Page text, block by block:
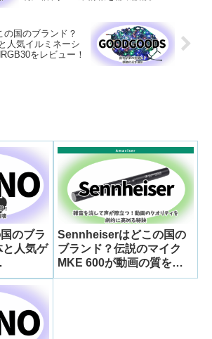
の国のブランド？
人気イルミネーシ
をレビュー！
のブラ
と人気ゲ
解説
Sennheiserはどこの国の
ブランド？伝説のマイク
MKE 600が動画の質を劇
的に変える理由